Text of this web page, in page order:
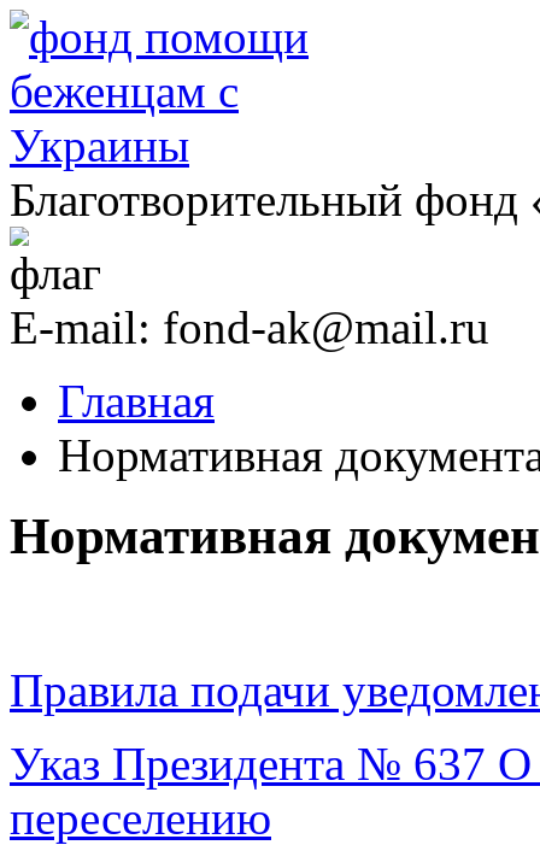
Благотворительный
E-mail: fond-ak@mail.ru
Главная
Нормативная
Нормативная
Правила подачи
Указ Президента № 637
переселению